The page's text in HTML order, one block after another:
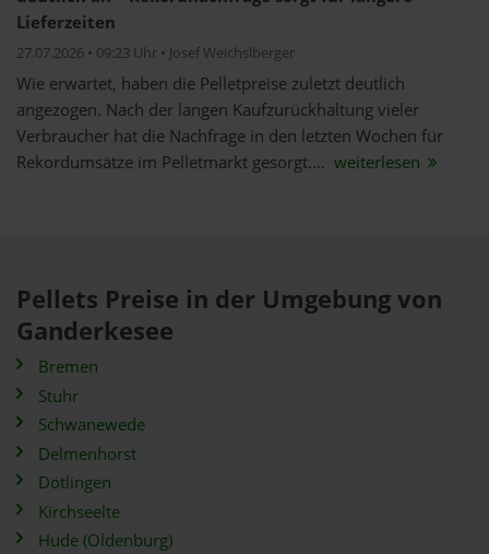
Lieferzeiten
27.07.2026 • 09:23 Uhr • Josef Weichslberger
Wie erwartet, haben die Pelletpreise zuletzt deutlich
angezogen. Nach der langen Kaufzurückhaltung vieler
Verbraucher hat die Nachfrage in den letzten Wochen für
Rekordumsätze im Pelletmarkt gesorgt.... weiterlesen
Pellets Preise in der Umgebung von
Ganderkesee
Bremen
Stuhr
Schwanewede
Delmenhorst
Dötlingen
Kirchseelte
Hude (Oldenburg)